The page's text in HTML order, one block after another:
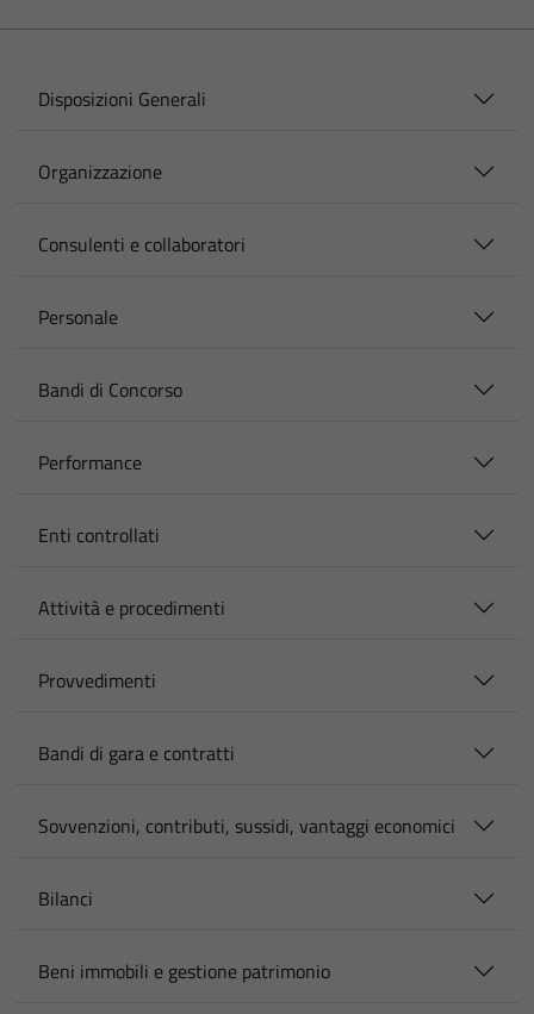
Disposizioni Generali
Organizzazione
Consulenti e collaboratori
Personale
Bandi di Concorso
Performance
Enti controllati
Attività e procedimenti
Provvedimenti
Bandi di gara e contratti
Sovvenzioni, contributi, sussidi, vantaggi economici
Bilanci
Beni immobili e gestione patrimonio